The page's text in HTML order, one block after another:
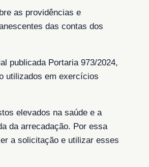
as providências e
das contas dos
publicada Portaria 973/2024,
utilizados em exercícios
elevados na saúde e a
da arrecadação. Por essa
a solicitação e utilizar esses